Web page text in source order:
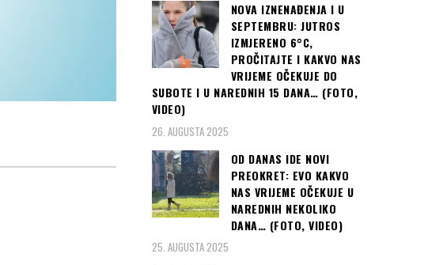
NOVA IZNENAĐENJA I U
SEPTEMBRU: JUTROS
IZMJERENO 6°C,
PROČITAJTE I KAKVO NAS
VRIJEME OČEKUJE DO
SUBOTE I U NAREDNIH 15 DANA… (FOTO,
VIDEO)
26. AUGUSTA 2025
OD DANAS IDE NOVI
PREOKRET: EVO KAKVO
NAS VRIJEME OČEKUJE U
NAREDNIH NEKOLIKO
DANA… (FOTO, VIDEO)
25. AUGUSTA 2025